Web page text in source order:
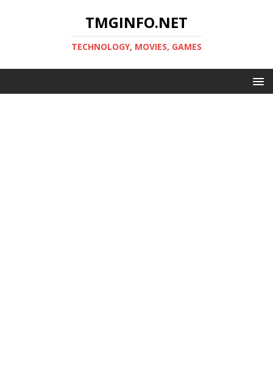
TMGINFO.NET
ТECHNOLOGY, MOVIES, GAMES